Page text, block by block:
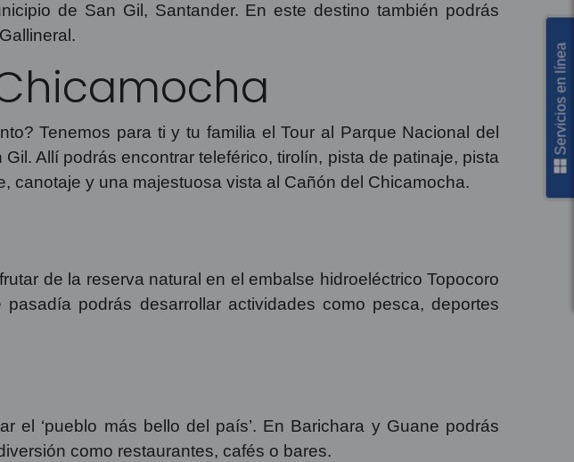
de San Gil, Santander. En este destino también podrás
Tenemos para ti y tu familia el Tour al Parque Nacional del
Allí podrás encontrar teleférico, tirolín, pista de patinaje, pista
canotaje y una majestuosa vista al Cañón del Chicamocha.
de la reserva natural en el embalse hidroeléctrico Topocoro
podrás desarrollar actividades como pesca, deportes
el ‘pueblo más bello del país’. En Barichara y Guane podrás
como restaurantes, cafés o bares.
Servicios en línea